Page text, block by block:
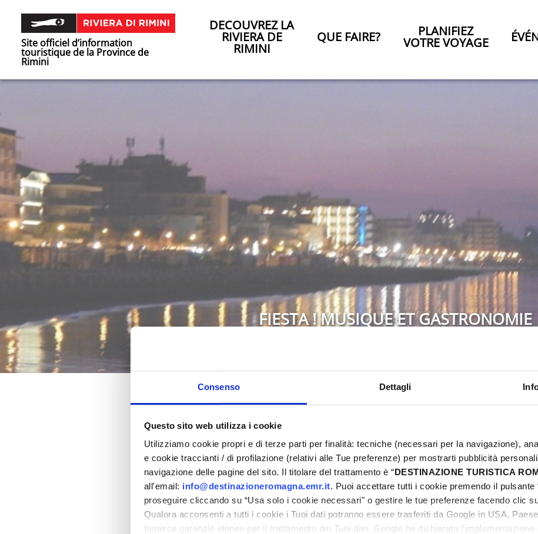
Consenso Dettagli
Questo sito web utilizza i cookie
Utilizziamo cookie propri e di terze parti per finalità: tecniche (necessari per la navigazione),
e cookie traccianti / di profilazione (relativi alle Tue preferenze) per mostrarti pubblicità
navigazione delle pagine del sito. Il titolare del trattamento è “DESTINAZIONE TURISTICA
all'email: info@destinazioneromagna.emr.it. Puoi accettare tutti i cookie premendo il pulsante
proseguire cliccando su “Usa solo i cookie necessari" o gestire le tue preferenze facendo clic
Qualora acconsenti a tutti i cookie i Tuoi dati potranno essere trasferiti da Google in USA,
fornisce garanzie idonee per il trattamento dei Tuoi dati. Google ha dichiarato
Site officiel d’information
touristique de la Province de
Rimini
DECOUVREZ LA
RIVIERA DE
RIMINI
QUE FAIRE? PLANIFIEZ
VOTRE VOYAGE
FIESTA ! MUSIQUE ET GASTRONOMIE
Pâques 2026
dans la province de Rimini
Ne manquez pas l'occasion de vivre une fête de
Rimini ! Un week-end riche en événements,
vous attend. Découvrez toutes les propositions
uniques. Réservez dès maintenant votre Pâques